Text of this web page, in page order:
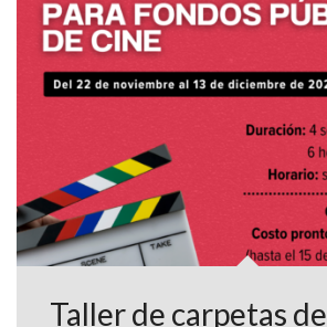
Taller de carpetas de